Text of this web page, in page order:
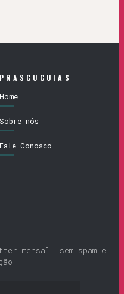
PRASCUCUIAS
Home
Sobre nós
Fale Conosco
mensal, sem spam e